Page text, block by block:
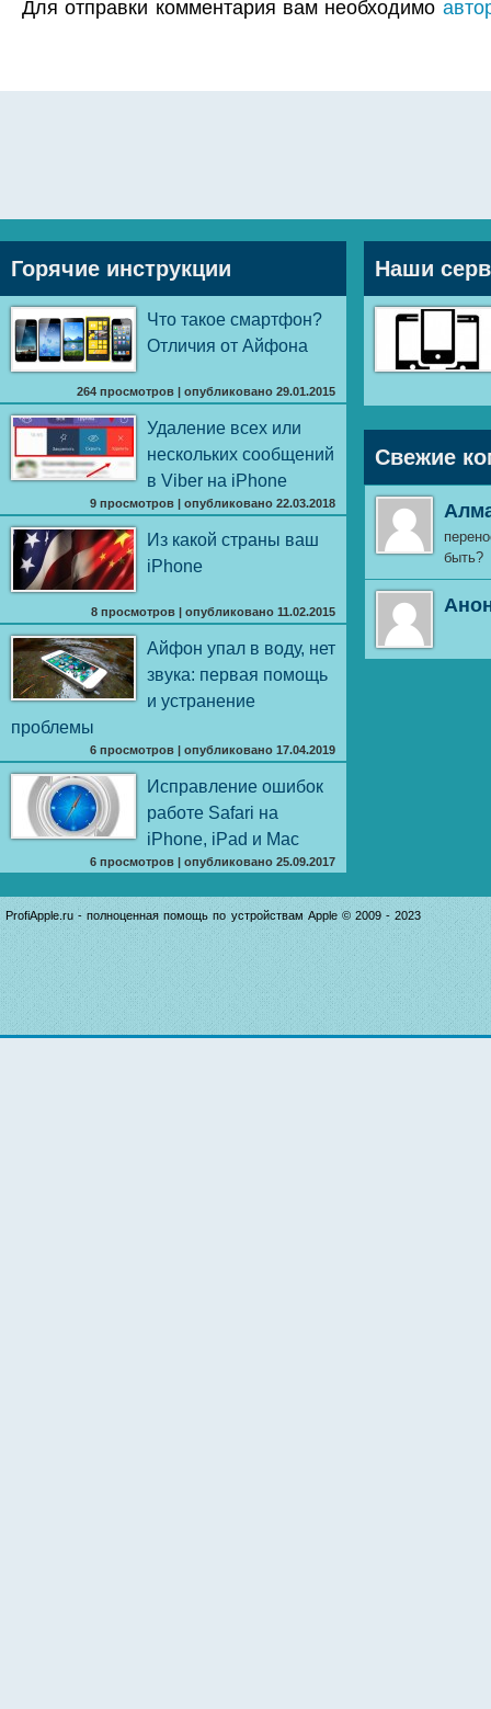
Для отправки комментария вам необходимо
Горячие инструкции
Что такое смартфон?
Отличия от Айфона
264 просмотров |опубликовано 29.01.2015
Удаление всех или
нескольких сообщений
в Viber на iPhone
9 просмотров |опубликовано 22.03.2018
Из какой страны ваш
iPhone
8 просмотров |опубликовано 11.02.2015
Айфон упал в воду, нет
звука: первая помощь
и устранение
проблемы
6 просмотров |опубликовано 17.04.2019
Исправление ошибок
работе Safari на
iPhone, iPad и Mac
6 просмотров |опубликовано 25.09.2017
Наши
Свежие
быть?
ProfiApple.ru - полноценная помощь по устройствам Apple © 2009 - 2023